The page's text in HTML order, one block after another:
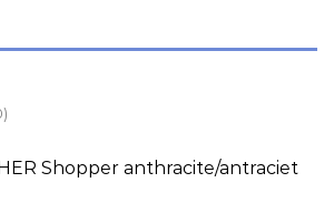
Shopper anthracite/antraciet